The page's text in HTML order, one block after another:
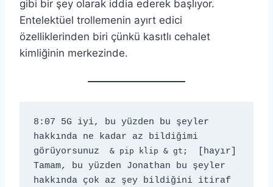
gibi bir şey olarak iddia ederek başlıyor.
Entelektüel trollemenin ayırt edici
özelliklerinden biri çünkü kasıtlı cehalet
kimliğinin merkezinde.
8:07 5G iyi, bu yüzden bu şeyler
hakkında ne kadar az bildiğimi
görüyorsunuz
& pip klip & gt;
[hayır]
Tamam, bu yüzden Jonathan bu şeyler
hakkında çok az şey bildiğini itiraf